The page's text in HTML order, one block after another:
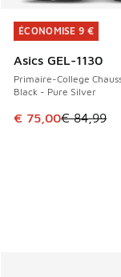
ÉCONOMISE 9 €
Asics GEL-1130
Primaire-College
Black - Pure Silver
Cet article est en
€ 75,00€ 84,99
ÉCONOMISE 9 €